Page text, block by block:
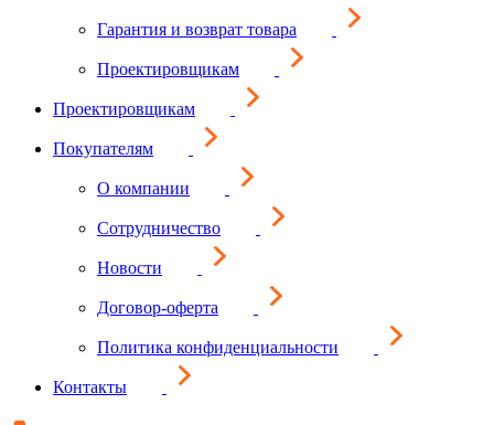
Гарантия и возврат товара
Проектировщикам
Проектировщикам
Покупателям
О компании
Сотрудничество
Новости
Договор-оферта
Политика конфиденциальности
Контакты